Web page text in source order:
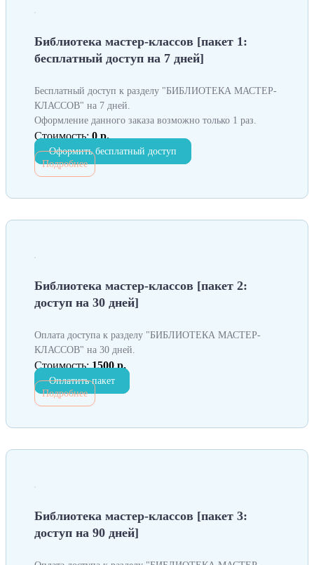
Библиотека мастер-классов [пакет 1:
бесплатный доступ на 7 дней]
Бесплатный доступ к разделу "БИБЛИОТЕКА МАСТЕР-
КЛАССОВ" на 7 дней.
Оформление данного заказа возможно только 1 раз.
Стоимость: 0 р.
Оформить бесплатный доступ
Подробнее
Библиотека мастер-классов [пакет 2:
доступ на 30 дней]
Оплата доступа к разделу "БИБЛИОТЕКА МАСТЕР-
КЛАССОВ" на 30 дней.
Стоимость: 1500 р.
Оплатить пакет
Подробнее
Библиотека мастер-классов [пакет 3:
доступ на 90 дней]